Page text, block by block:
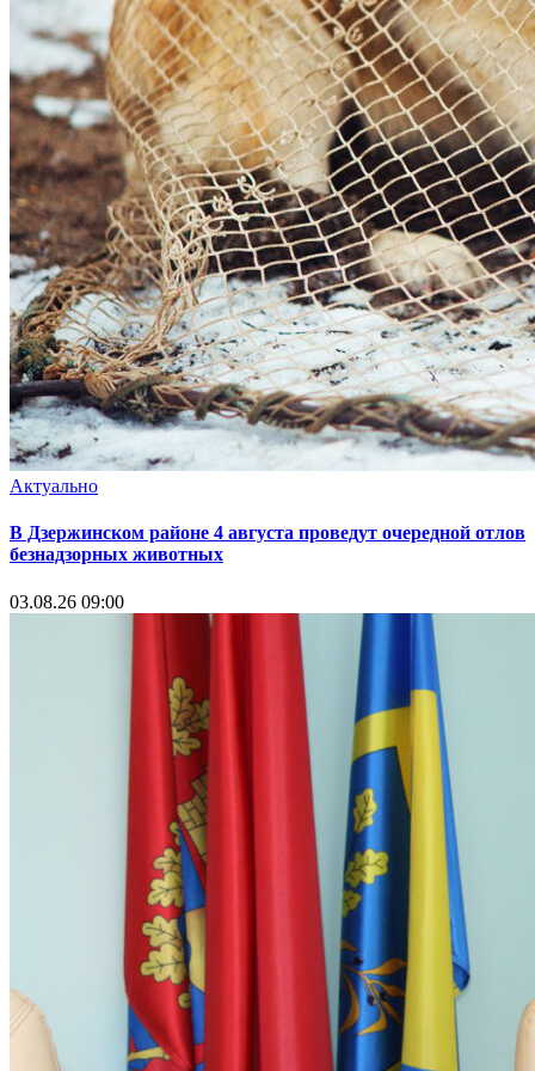
Актуально
В Дзержинском районе 4 августа проведут очередной отлов
безнадзорных животных
03.08.26 09:00